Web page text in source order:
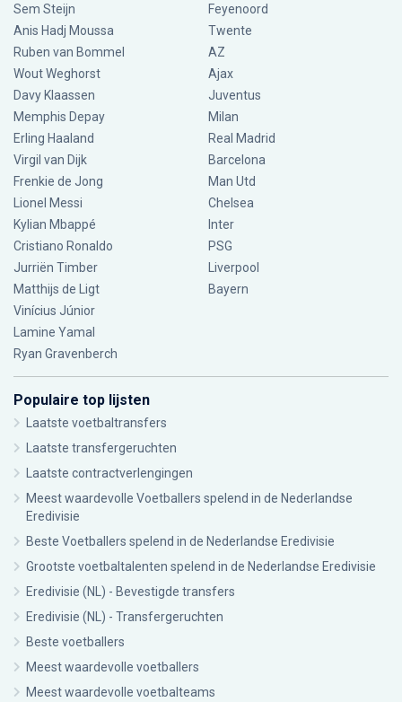
Sem Steijn
Anis Hadj Moussa
Ruben van Bommel
Wout Weghorst
Davy Klaassen
Memphis Depay
Erling Haaland
Virgil van Dijk
Frenkie de Jong
Lionel Messi
Kylian Mbappé
Cristiano Ronaldo
Jurriën Timber
Matthijs de Ligt
Vinícius Júnior
Lamine Yamal
Ryan Gravenberch
Feyenoord
Twente
AZ
Ajax
Juventus
Milan
Real Madrid
Barcelona
Man Utd
Chelsea
Inter
PSG
Liverpool
Bayern
Populaire top lijsten
Laatste voetbaltransfers
Laatste transfergeruchten
Laatste contractverlengingen
Meest waardevolle Voetballers spelend in de Nederlandse
Eredivisie
Beste Voetballers spelend in de Nederlandse Eredivisie
Grootste voetbaltalenten spelend in de Nederlandse Eredivisie
Eredivisie (NL) - Bevestigde transfers
Eredivisie (NL) - Transfergeruchten
Beste voetballers
Meest waardevolle voetballers
Meest waardevolle voetbalteams